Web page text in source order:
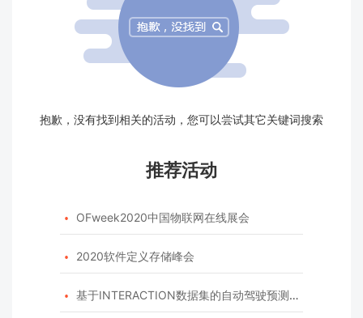
抱歉，没有找到相关的活动，您可以尝试其它关键词搜索
推荐活动
 OFweek2020中国物联网在线展会
 2020软件定义存储峰会
 基于INTERACTION数据集的自动驾驶预测模型挑战赛